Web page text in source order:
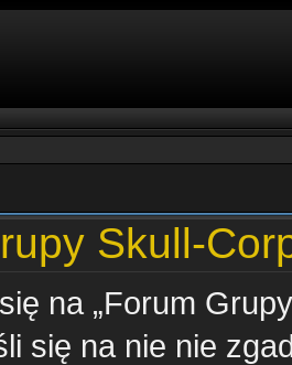
Skull-
na „Forum
się na nie nie